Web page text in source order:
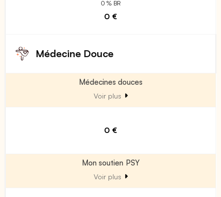
0 % BR
0 €
Médecine Douce
Médecines douces
Voir plus
0 €
Mon soutien PSY
Voir plus